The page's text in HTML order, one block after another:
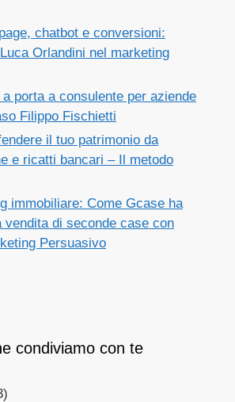
chatbot e conversioni:
Orlandini nel marketing
porta a consulente per aziende
Filippo Fischietti
il tuo patrimonio da
e ricatti bancari – Il metodo
immobiliare: Come Gcase ha
vendita di seconde case con
Persuasivo
condiviamo con te